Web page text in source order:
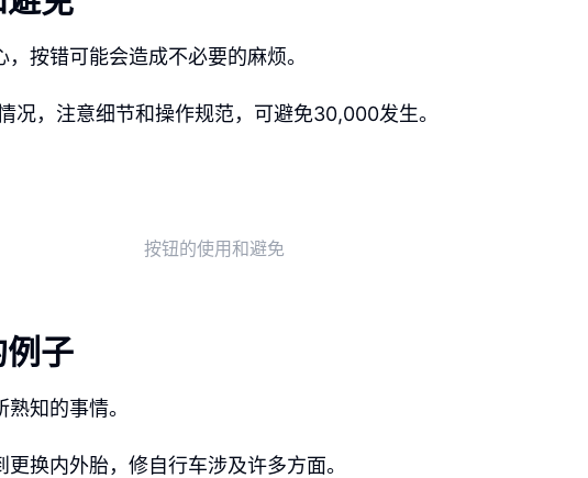
按错可能会造成不必要的麻烦。
况，注意细节和操作规范，可避免30,000发生。
按钮的使用和避免
子
知的事情。
换内外胎，修自行车涉及许多方面。